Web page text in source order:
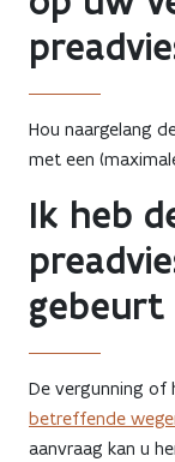
Hou naargelang
met een
Ik heb
gebeurt
De vergunning of
betreffende
aanvraag kan u